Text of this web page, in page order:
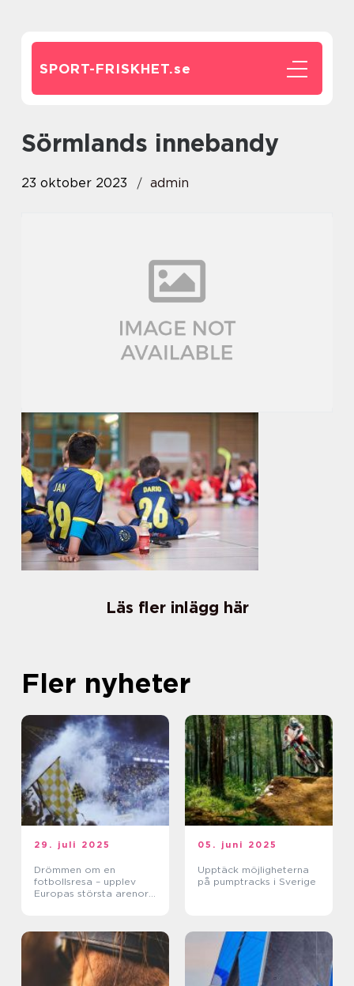
SPORT-FRISKHET.se
sörmlands innebandy
23 oktober 2023 admin
Läs fler inlägg här
Fler nyheter
29. juli 2025
Drömmen om en
fotbollsresa – upplev
Europas största arenor
05. juni 2025
Upptäck möjligheterna
på pumptracks i Sverige